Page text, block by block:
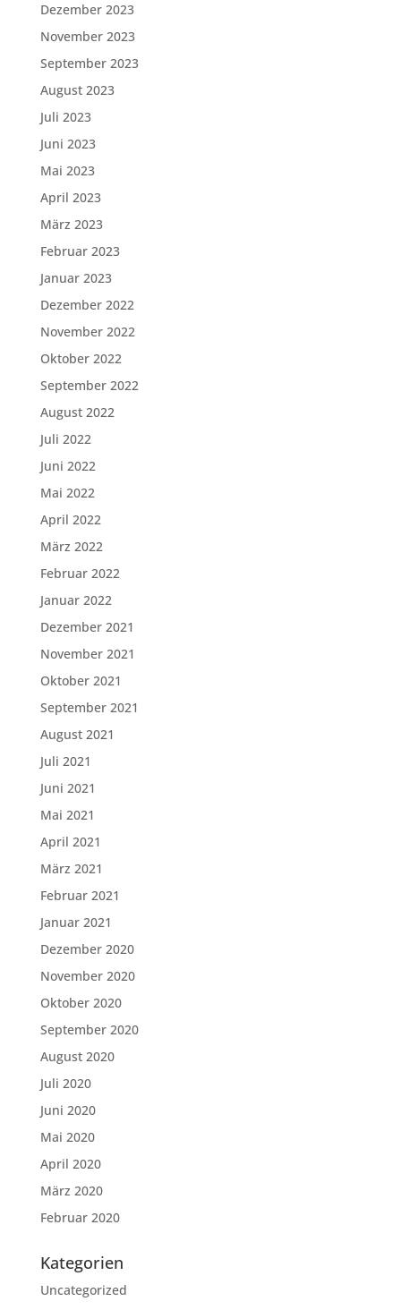
Dezember 2023
November 2023
September 2023
August 2023
Juli 2023
Juni 2023
Mai 2023
April 2023
März 2023
Februar 2023
Januar 2023
Dezember 2022
November 2022
Oktober 2022
September 2022
August 2022
Juli 2022
Juni 2022
Mai 2022
April 2022
März 2022
Februar 2022
Januar 2022
Dezember 2021
November 2021
Oktober 2021
September 2021
August 2021
Juli 2021
Juni 2021
Mai 2021
April 2021
März 2021
Februar 2021
Januar 2021
Dezember 2020
November 2020
Oktober 2020
September 2020
August 2020
Juli 2020
Juni 2020
Mai 2020
April 2020
März 2020
Februar 2020
Kategorien
Uncategorized